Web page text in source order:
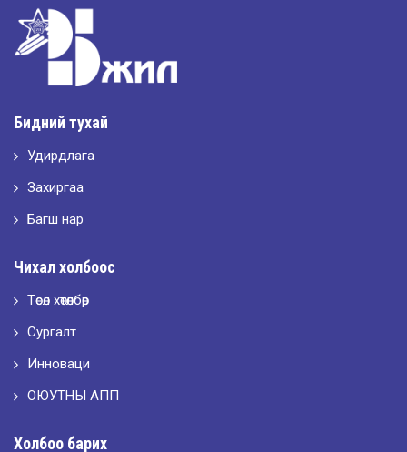
“ХҮСЛЭН 2026” хувцас загварын улсын уралдаан,
Бидний тухай
Удирдлага
Захиргаа
Багш нар
Чихал холбоос
Төсөл хөтөлбөр
Сургалт
Инноваци
ОЮУТНЫ АПП
Холбоо барих